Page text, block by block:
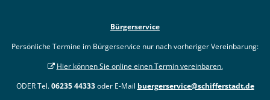
Bürgerservice
Persönliche Termine im Bürgerservice nur nach vorheriger Vereinbarung:
Hier können Sie online einen Termin vereinbaren.
ODER Tel.06235 44333oder E-Mail buergerservice@schifferstadt.de